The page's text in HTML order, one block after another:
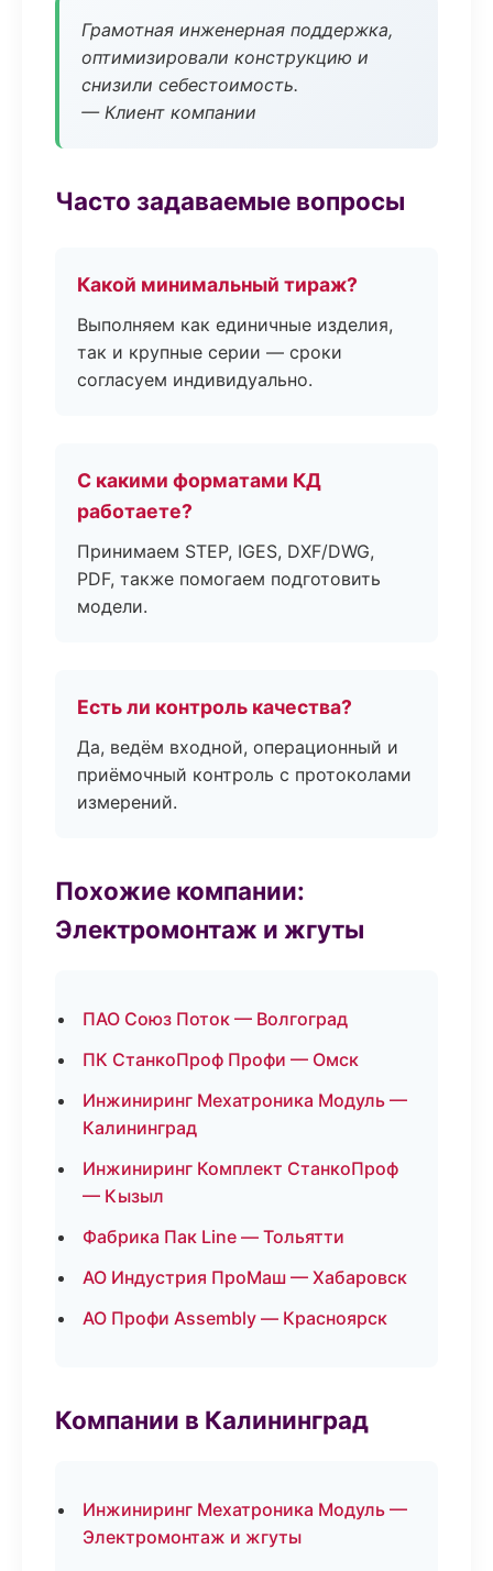
Грамотная инженерная поддержка,
оптимизировали конструкцию и
снизили себестоимость.
— Клиент компании
Часто задаваемые вопросы
Какой минимальный тираж?
Выполняем как единичные изделия,
так и крупные серии — сроки
согласуем индивидуально.
С какими форматами КД
работаете?
Принимаем STEP, IGES, DXF/DWG,
PDF, также помогаем подготовить
модели.
Есть ли контроль качества?
Да, ведём входной, операционный и
приёмочный контроль с протоколами
измерений.
Похожие компании:
Электромонтаж и жгуты
ПАО Союз Поток — Волгоград
ПК СтанкоПроф Профи — Омск
Инжиниринг Мехатроника Модуль —
Калининград
Инжиниринг Комплект СтанкоПроф
— Кызыл
Фабрика Пак Line — Тольятти
АО Индустрия ПроМаш — Хабаровск
АО Профи Assembly — Красноярск
Компании в Калининград
Инжиниринг Мехатроника Модуль —
Электромонтаж и жгуты